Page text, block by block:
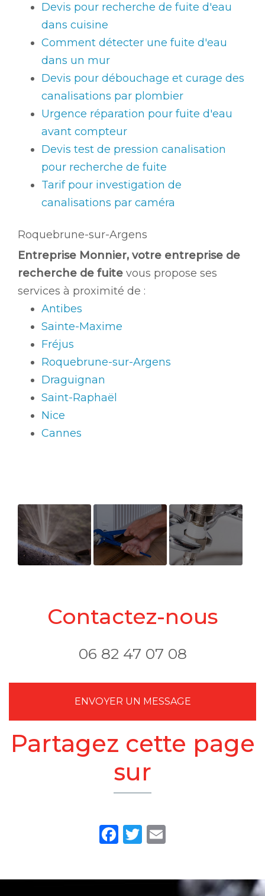
Devis pour recherche de fuite d'eau
dans cuisine
Comment détecter une fuite d'eau
dans un mur
Devis pour débouchage et curage des
canalisations par plombier
Urgence réparation pour fuite d'eau
avant compteur
Devis test de pression canalisation
pour recherche de fuite
Tarif pour investigation de
canalisations par caméra
Roquebrune-sur-Argens
Entreprise Monnier, votre entreprise de
recherche de fuite vous propose ses
services à proximité de :
Antibes
Sainte-Maxime
Fréjus
Roquebrune-sur-Argens
Draguignan
Saint-Raphaël
Nice
Cannes
communication
urgences en
Contactez-nous
06 82 47 07 08
ENVOYER UN MESSAGE
Partagez cette page
sur
Facebook
Twitter